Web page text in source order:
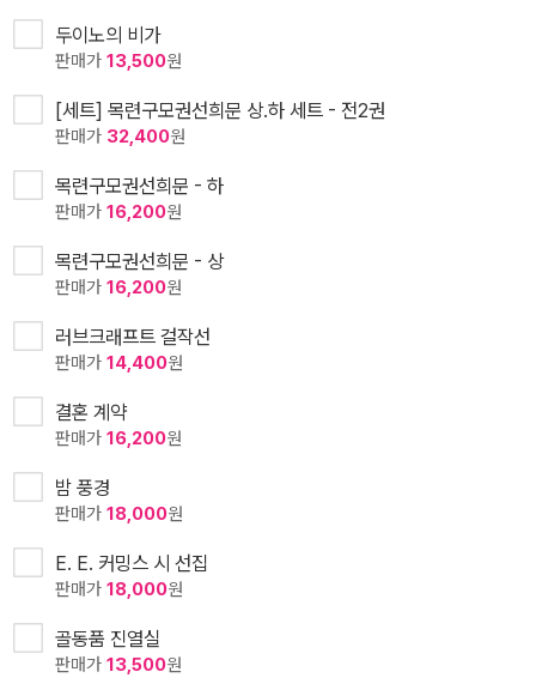
두이노의 비가
판매가 13,500원
[세트] 목련구모권선희문 상.하 세트 - 전2권
판매가 32,400원
목련구모권선희문 - 하
판매가 16,200원
목련구모권선희문 - 상
판매가 16,200원
러브크래프트 걸작선
판매가 14,400원
결혼 계약
판매가 16,200원
밤 풍경
판매가 18,000원
E. E. 커밍스 시 선집
판매가 18,000원
골동품 진열실
판매가 13,500원